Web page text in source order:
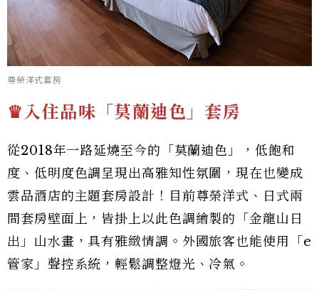
尊榮洋式套房
♛入住品味「莫蘭迪色」套房
從2018年一路延燒至今的「莫蘭迪色」，低飽和
度、低明度色調呈現出高雅知性氛圍，現在也變成
雲品酒店的主題套房設計！目前尊榮洋式、日式兩
間套房壁面上，皆掛上以此色調繪製的「金龍山日
出」山水畫，具有雅緻情調。外國旅客也能使用「e
管家」聲控系統，輕鬆調整燈光、冷氣。